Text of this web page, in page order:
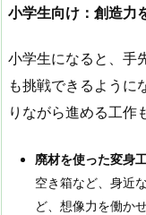
小学生向け：創造力
小学生になると、手
も挑戦できるように
りながら進める工作
廃材を使った変身
空き箱など、身近
ど、想像力を働か